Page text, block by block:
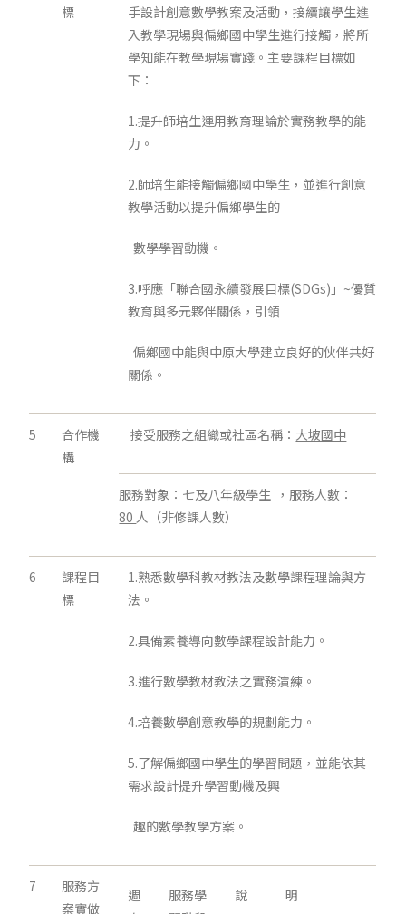
標
手設計創意數學教案及活動，接續讓學生進
入教學現場與偏鄉國中學生進行接觸，將所
學知能在教學現場實踐。主要課程目標如
下：
1.提升師培生運用教育理論於實務教學的能
力。
2.師培生能接觸偏鄉國中學生，並進行創意
教學活動以提升偏鄉學生的
數學學習動機。
3.呼應「聯合國永續發展目標(SDGs)」~優質
教育與多元夥伴關係，引領
偏鄉國中能與中原大學建立良好的伙伴共好
關係。
5
合作機
構
接受服務之組織或社區名稱： 大坡國中
服務對象： 七及八年級學生 ，服務人數：
80人（非修課人數）
6
課程目
標
1.熟悉數學科教材教法及數學課程理論與方
法。
2.具備素養導向數學課程設計能力。
3.進行數學教材教法之實務演練。
4.培養數學創意教學的規劃能力。
5.了解偏鄉國中學生的學習問題，並能依其
需求設計提升學習動機及興
趣的數學教學方案。
7
服務方
案實做
週
服務學
說 明